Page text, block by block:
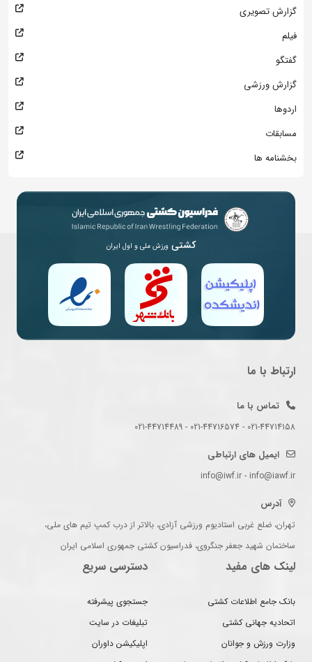
گزارش تصویری
فیلم
گفتگو
گزارش ورزشی
اردوها
مسابقات
بخشنامه ها
کشتی ورزش ملی و اول ایران
ارتباط با ما
تماس با ما
021-44714158 - 021-44716574 - 021-44714489
ایمیل های ارتباطی
info@iwf.ir - info@iawf.ir
آدرس
تهران، ضلع غربی استادیوم ورزشی آزادی، بالاتر از درب کمپ تیم های ملی،
ساختمان شهید جعفر جنگروی، فدراسیون کشتی جمهوری اسلامی ایران
لینک های مفید
بانک جامع اطلاعات کشتی
اتحادیه جهانی کشتی
وزارت ورزش و جوانان
دسترسی سریع
جستجوی پیشرفته
تبلیغات در سایت
اپلیکیشن داوران